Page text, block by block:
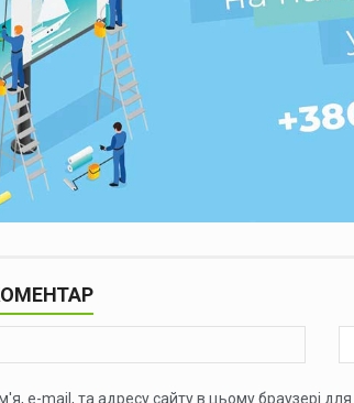
e-mail, та адресу сайту в цьому браузері